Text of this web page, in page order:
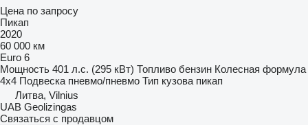
Цена по запросу
Пикап
2020
60 000 км
Euro 6
Мощность 401 л.с. (295 кВт) Топливо бензин Колесная формула
4x4 Подвеска пневмо/пневмо Тип кузова пикап
Литва, Vilnius
UAB Geolizingas
Связаться с продавцом